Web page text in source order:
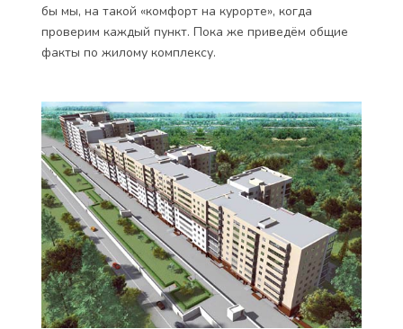
бы мы, на такой «комфорт на курорте», когда
проверим каждый пункт. Пока же приведём общие
факты по жилому комплексу.